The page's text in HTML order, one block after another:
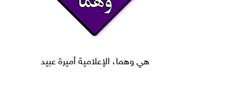
هي وهما، الإعلامية أميرة عبيد